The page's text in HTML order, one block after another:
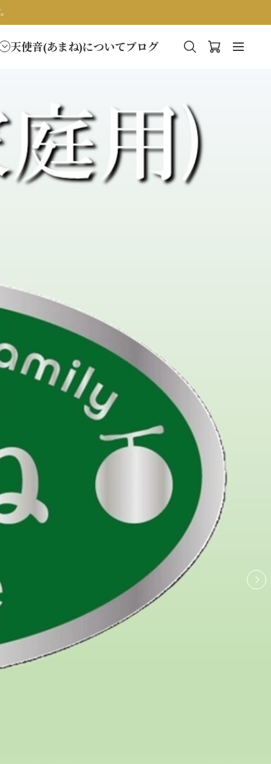
天使音(あまね)についてブログ